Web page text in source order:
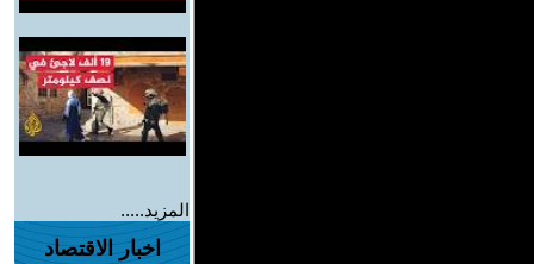
المزيد.....
اخبار الاقتصاد